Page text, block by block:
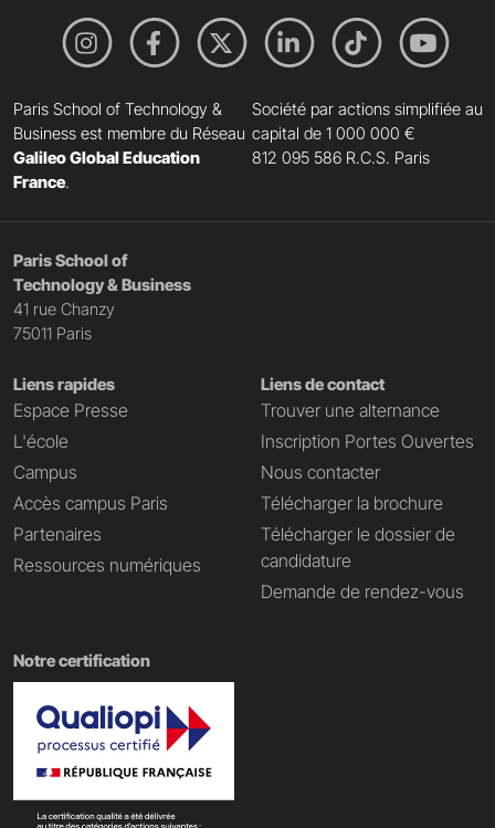
Paris School of Technology &
Business est membre du Réseau
Galileo Global Education
France.
Société par actions simplifiée au
capital de 1 000 000 €
812 095 586 R.C.S. Paris
Paris School of
Technology & Business
41 rue Chanzy
75011 Paris
Liens rapides
Espace Presse
L'école
Campus
Accès campus Paris
Partenaires
Ressources numériques
Liens de contact
Trouver une alternance
Inscription Portes Ouvertes
Nous contacter
Télécharger la brochure
Télécharger le dossier de
candidature
Demande de rendez-vous
Notre certification